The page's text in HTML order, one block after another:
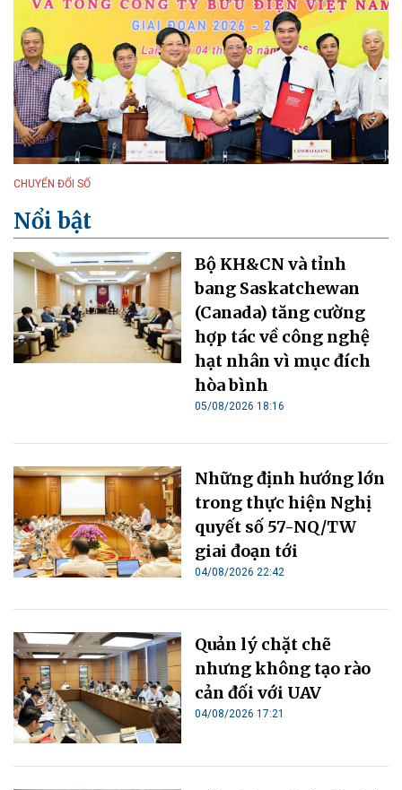
CHUYỂN ĐỔI SỐ
Nổi bật
Bộ KH&CN và tỉnh
bang Saskatchewan
(Canada) tăng cường
hợp tác về công nghệ
hạt nhân vì mục đích
hòa bình
05/08/2026 18:16
Những định hướng lớn
trong thực hiện Nghị
quyết số 57-NQ/TW
giai đoạn tới
04/08/2026 22:42
Quản lý chặt chẽ
nhưng không tạo rào
cản đối với UAV
04/08/2026 17:21